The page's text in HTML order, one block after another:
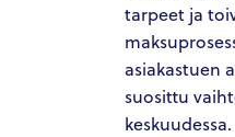
tarpeet ja
asiakastuen
suosittu
keskuudessa.